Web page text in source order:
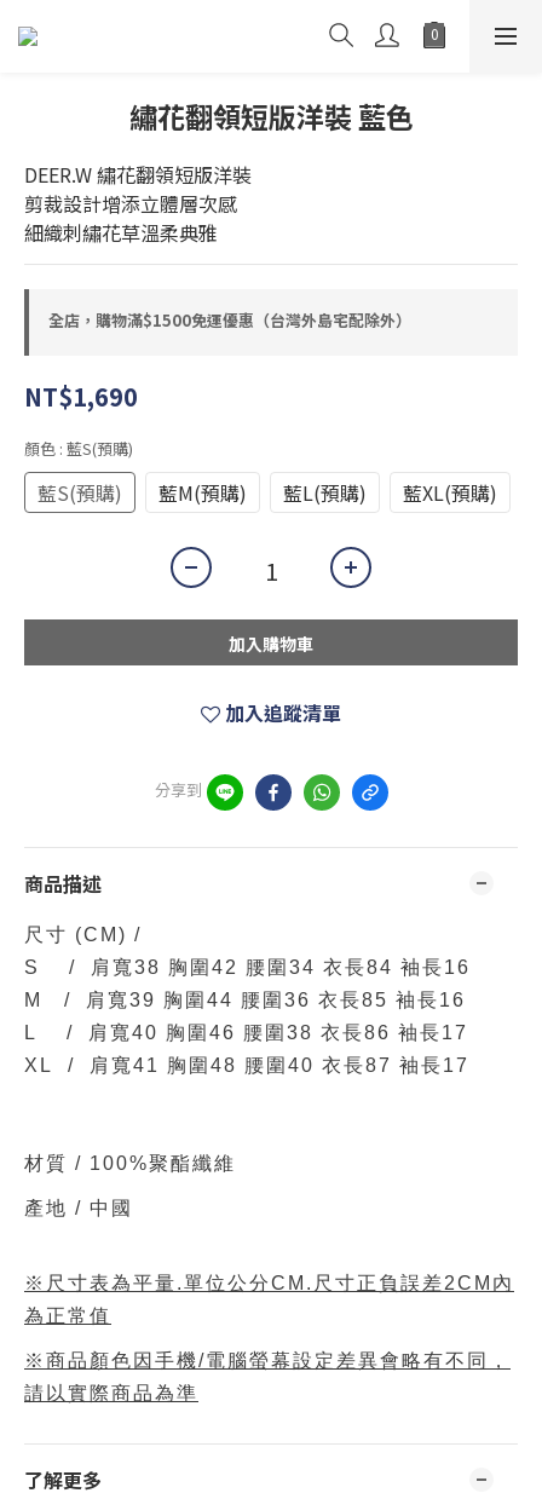
繡花翻領短版洋裝 藍色
DEER.W 繡花翻領短版洋裝
剪裁設計增添立體層次感
細織刺繡花草溫柔典雅
全店，購物滿$1500免運優惠（台灣外島宅配除外）
NT$1,690
顏色 : 藍S(預購)
藍S(預購) 藍M(預購) 藍L(預購) 藍XL(預購)
加入購物車
加入追蹤清單
分享到
商品描述
尺寸 (CM) /
S / 肩寬38 胸圍42 腰圍34 衣長84 袖長16
M / 肩寬39 胸圍44 腰圍36 衣長85 袖長16
L / 肩寬40 胸圍46 腰圍38 衣長86 袖長17
XL / 肩寬41 胸圍48 腰圍40 衣長87 袖長17
材質 / 100%聚酯纖維
產地 / 中國
※尺寸表為平量.單位公分CM.尺寸正負誤差2CM內
為正常值
※商品顏色因手機/電腦螢幕設定差異會略有不同，
請以實際商品為準
了解更多